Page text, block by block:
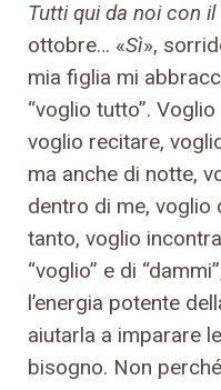
Tutti qui da noi con
ottobre… «Sì»,
mia figlia mi
“voglio tutto”.
voglio recitare,
ma anche di notte,
dentro di me,
tanto, voglio
“voglio” e di
l’energia potente
aiutarla a imparare
bisogno. Non